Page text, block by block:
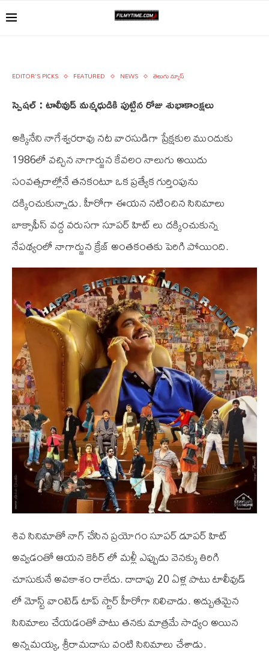
EDITOR'S PICKS FEATURED NEWS తెలుగు న్యూస్
స్పెషల్‌ : టాలీవుడ్‌ మన్మధుడికి పుట్టిన రోజు శుభాకాంక్షలు
అక్కినేని నాగేశ్వరరావు నట వారసుడిగా ప్రేక్షకుల ముందుకు
1986లో వచ్చిన నాగార్జున కేవలం నాలుగు అయిదు
సంవత్సరాల్లోనే తనకంటూ ఒక ప్రత్యేక గుర్తింపును
దక్కించుకున్నాడు. హీరోగా ఈయన నటించిన సినిమాలు
బాక్సాఫీస్ వద్ద వరుసగా సూపర్‌ హిట్‌ లు దక్కించుకున్న
నేపథ్యంలో నాగార్జున క్రేజ్‌ అంతకంతకు పెరిగి పోయింది.
శివ సినిమాతో నాగ్‌ చేసిన ప్రయోగం సూపర్‌ డూపర్‌ హిట్‌
అవ్వడంతో ఆయన కెరీర్‌ లో మళ్లీ ఎప్పుడు వెనక్కు తిరిగి
చూసుకునే అవకాశం రాలేదు. దాదాపు 20 ఏళ్ల పాటు టాలీవుడ్‌
లో మోస్ట్‌ వాంటెడ్‌ టాప్‌ స్టార్‌ హీరోగా నిలిచాడు. అద్బుతమైన
సినిమాలు చేయడంతో పాటు తనకు మాత్రమే సాధ్యం అయిన
అన్నమయ్య, శ్రీరామదాసు వంటి సినిమాలు చేశాడు.